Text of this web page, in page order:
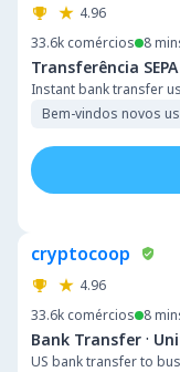
4.96
33.6k comércios 8
Transferência SEPA
Instant bank transfer
Bem-vindos novos
cryptocoop
4.96
33.6k comércios 8
Bank Transfer ·
US bank transfer to